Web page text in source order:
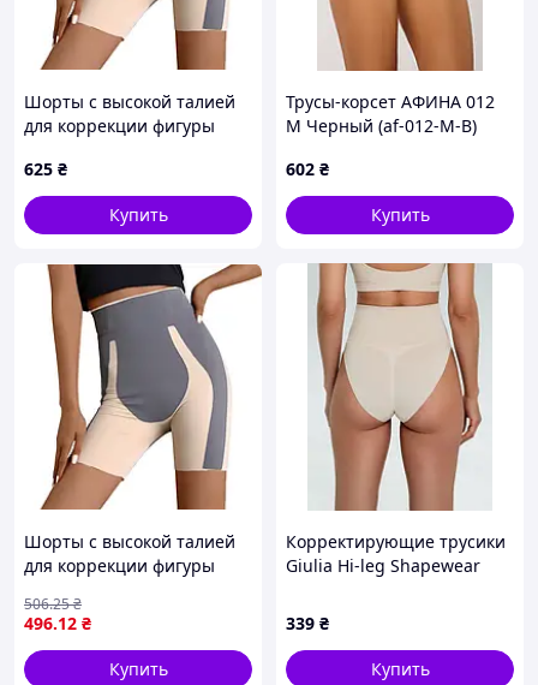
Шорты с высокой талией
для коррекции фигуры
бесшовного нейлона
625 ₴
Купить
Трусы-корсет АФИНА 012
M Черный (af-012-M-B)
602 ₴
Купить
Шорты с высокой талией
для коррекции фигуры
бесшовного нейлона
496.12 ₴
506.25₴
Купить
Корректирующие трусики
Giulia Hi-leg Shapewear
339 ₴
Купить